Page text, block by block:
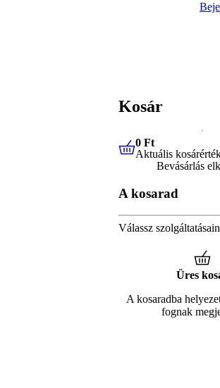
Kosár
0 FtAktuális
0 Ft
Aktuális
Bevásárlás
A kosarad
Válassz
Üres
A kosaradba
fognak